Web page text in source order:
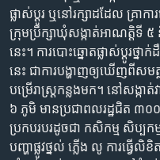
រចនា
សម្ព័ន្ធ​
រំលង​
និង​
ចូល​
ទៅ​
កាន់​
ទំព័រ​
Khmer English
បណ្តាញ​សង្គម
ភាសា
ផ្លាស់​ប្តូរ​ ឬ​នៅ​រក្សា​ដដែល ​គ្រា​កា
ក្រុម​ប្រឹក្សា​ឃុំសង្កាត់​អាណត្តិ​ទី
នេះ។ ការ​បោះឆ្នោត​ផ្លាស់​ប្តូរ​ថ្
នេះ ​ជា​ការ​បង្ហាញ​ឲ្យ​ឃើញ​ពី​សម
បម្រើ​រាស្រ្ត​កន្លង​មក។ នៅ​សង្កា
៦ ​ភូមិ​ មាន​ប្រជា​ពល​រដ្ឋ​ជិត​ ៣០
ប្រកប​របរ​ដូច​ជា​ កសិកម្ម ​សិប្បកម្ម
បញ្ហា​ផ្លូវ​ថ្នល់ ​ភ្លើង ​លូ​ ការ​ធ្វើ​